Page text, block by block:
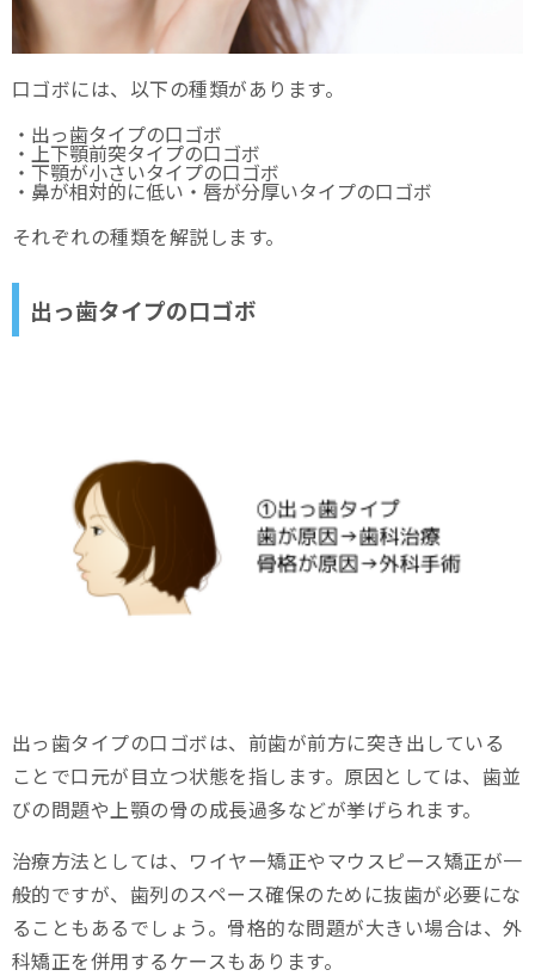
口ゴボには、以下の種類があります。
・出っ歯タイプの口ゴボ
・上下顎前突タイプの口ゴボ
・下顎が小さいタイプの口ゴボ
・鼻が相対的に低い・唇が分厚いタイプの口ゴボ
それぞれの種類を解説します。
出っ歯タイプの口ゴボ
出っ歯タイプの口ゴボは、前歯が前方に突き出している
ことで口元が目立つ状態を指します。原因としては、歯並
びの問題や上顎の骨の成長過多などが挙げられます。
治療方法としては、ワイヤー矯正やマウスピース矯正が一
般的ですが、歯列のスペース確保のために抜歯が必要にな
ることもあるでしょう。骨格的な問題が大きい場合は、外
科矯正を併用するケースもあります。